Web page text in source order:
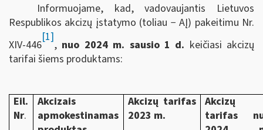
Informuojame, kad, vadovaujantis Lietuvos
Respublikos akcizų įstatymo (toliau − AĮ) pakeitimu Nr.
XIV-446
[1]
, nuo 2024 m. sausio 1 d. keičiasi akcizų
tarifai šiems produktams:
Eil.
Nr.
Akcizais
apmokestinamas
Akcizų tarifas
2023 m.
Akcizų
tarifas